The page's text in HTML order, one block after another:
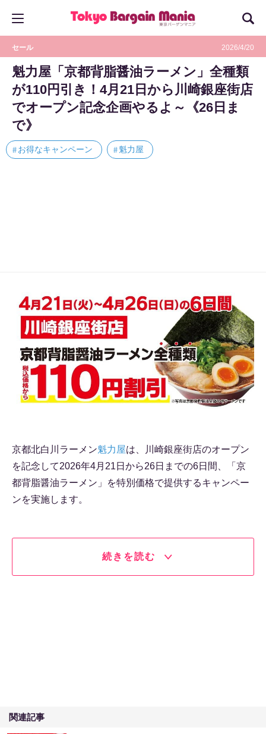
セール 2026/4/20
魁力屋「京都背脂醤油ラーメン」全種類
が110円引き！4月21日から川崎銀座街店
でオープン記念企画やるよ～《26日ま
で》
お得なキャンペーン 魁力屋
京都北白川ラーメン魁力屋は、川崎銀座街店のオープン
を記念して2026年4月21日から26日までの6日間、「京
都背脂醤油ラーメン」を特別価格で提供するキャンペー
ンを実施します。
続きを読む
関連記事